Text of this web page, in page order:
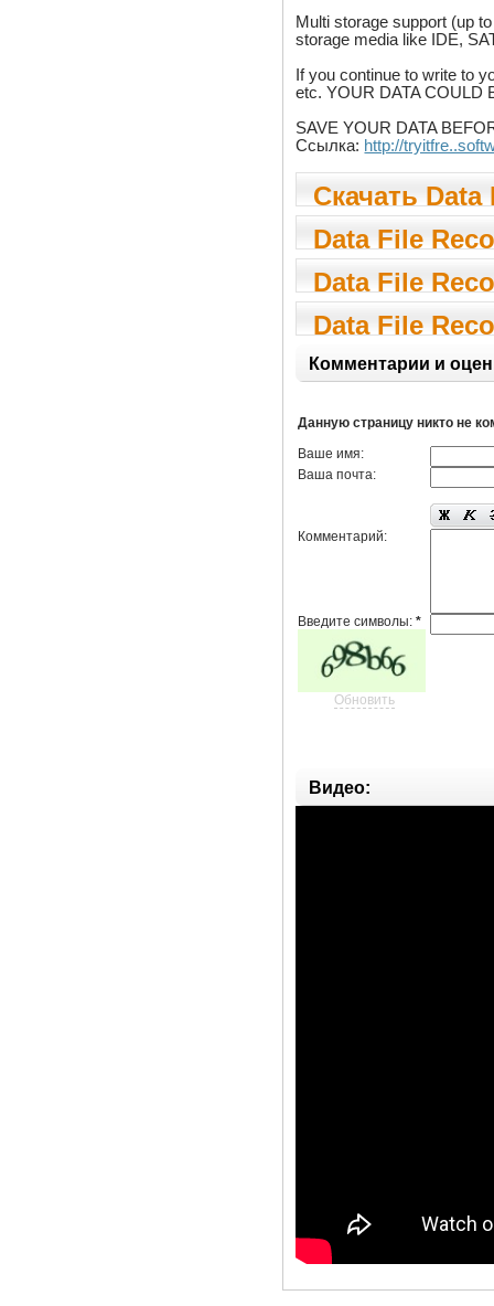
Multi storage support (up
storage media like IDE,
If you continue to write to
etc. YOUR DATA COULD
SAVE YOUR DATA
Ссылка: http://
Скачать
Data File
Data File
Data File
Комментарии и
Данную страницу никто не
Ваше имя:
Ваша почта:
Комментарий:
Введите символы:*
Обновить
Видео: